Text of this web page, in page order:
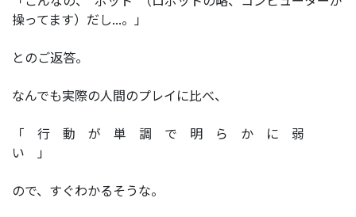
操ってます）だし...。」
とのご返答。
なんでも実際の人間のプレイに比べ、
「 行 動 が 単 調 で 明 ら か に 弱
い 」
ので、すぐわかるそうな。